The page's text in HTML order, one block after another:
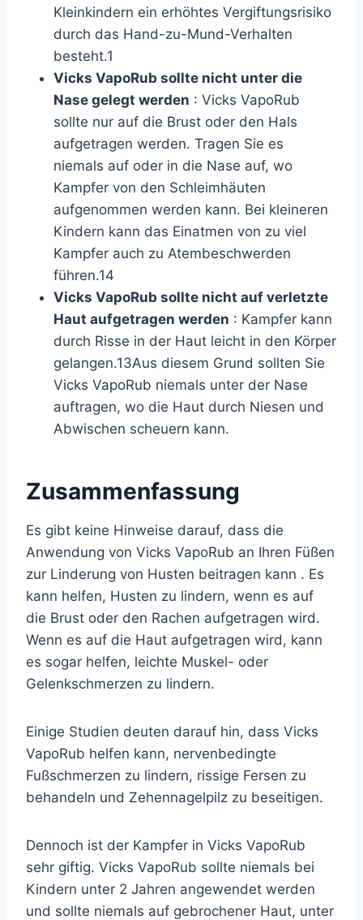
Kleinkindern ein erhöhtes Vergiftungsrisiko
durch das Hand-zu-Mund-Verhalten
besteht.1
Vicks VapoRub sollte nicht unter die
Nase gelegt werden : Vicks VapoRub
sollte nur auf die Brust oder den Hals
aufgetragen werden. Tragen Sie es
niemals auf oder in die Nase auf, wo
Kampfer von den Schleimhäuten
aufgenommen werden kann. Bei kleineren
Kindern kann das Einatmen von zu viel
Kampfer auch zu Atembeschwerden
führen.14
Vicks VapoRub sollte nicht auf verletzte
Haut aufgetragen werden : Kampfer kann
durch Risse in der Haut leicht in den Körper
gelangen.13Aus diesem Grund sollten Sie
Vicks VapoRub niemals unter der Nase
auftragen, wo die Haut durch Niesen und
Abwischen scheuern kann.
Zusammenfassung
Es gibt keine Hinweise darauf, dass die
Anwendung von Vicks VapoRub an Ihren Füßen
zur Linderung von Husten beitragen kann . Es
kann helfen, Husten zu lindern, wenn es auf
die Brust oder den Rachen aufgetragen wird.
Wenn es auf die Haut aufgetragen wird, kann
es sogar helfen, leichte Muskel- oder
Gelenkschmerzen zu lindern.
Einige Studien deuten darauf hin, dass Vicks
VapoRub helfen kann, nervenbedingte
Fußschmerzen zu lindern, rissige Fersen zu
behandeln und Zehennagelpilz zu beseitigen.
Dennoch ist der Kampfer in Vicks VapoRub
sehr giftig. Vicks VapoRub sollte niemals bei
Kindern unter 2 Jahren angewendet werden
und sollte niemals auf gebrochener Haut, unter